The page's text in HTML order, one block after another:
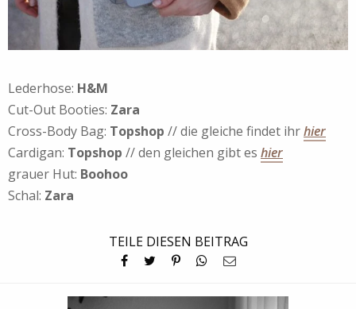
Lederhose: H&M
Cut-Out Booties: Zara
Cross-Body Bag: Topshop // die gleiche findet ihrhier
Cardigan: Topshop // den gleichen gibt es hier
grauer Hut: Boohoo
Schal: Zara
TEILE DIESEN BEITRAG